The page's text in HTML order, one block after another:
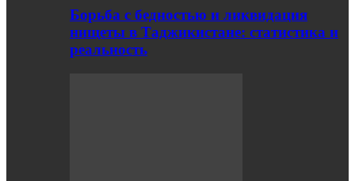
Борьба с бедностью и ликвидация
нищеты в Таджикистане: статистика и
реальность